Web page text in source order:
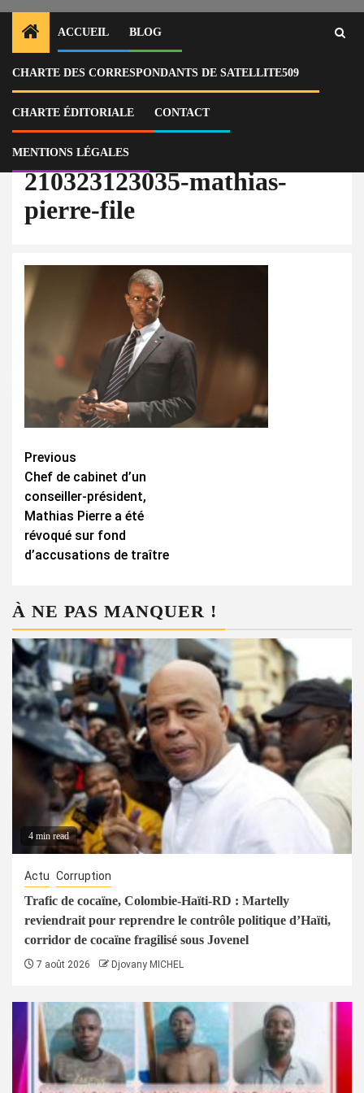
ACCUEIL BLOG
CHARTE DES CORRESPONDANTS DE SATELLITE509
CHARTE ÉDITORIALE CONTACT
MENTIONS LÉGALES
Home
Actu
Chef de cabinet d’un conseiller-président, Mathias Pierre a été révoqué
sur fond d’accusations de traître
210323123035-mathias-
pierre-file
Continue
Reading
Previous
Chef de cabinet d’un
conseiller-président,
Mathias Pierre a été
révoqué sur fond
d’accusations de traître
À NE PAS MANQUER !
4 min read
Actu Corruption
Trafic de cocaïne, Colombie-Haïti-RD : Martelly
reviendrait pour reprendre le contrôle politique d’Haïti,
corridor de cocaïne fragilisé sous Jovenel
7 août 2026 Djovany MICHEL